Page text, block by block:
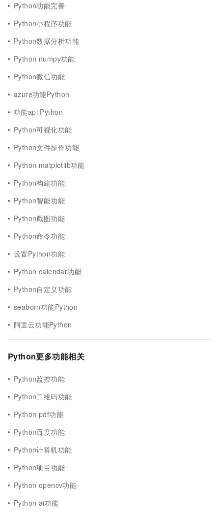
Python功能完善
Python小程序功能
Python数据分析功能
Python numpy功能
Python微信功能
azure功能Python
功能api Python
Python可视化功能
Python文件操作功能
Python matplotlib功能
Python构建功能
Python智能功能
Python截图功能
Python命令功能
设置Python功能
Python calendar功能
Python自定义功能
seaborn功能Python
阿里云功能Python
Python更多功能相关
Python监控功能
Python二维码功能
Python pdf功能
Python百度功能
Python计算机功能
Python项目功能
Python opencv功能
Python ai功能